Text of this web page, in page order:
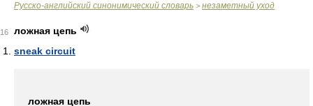
Русско-английский синонимический словарь > незаметный уход
16
ложная цепь
sneak circuit
ложная цепь